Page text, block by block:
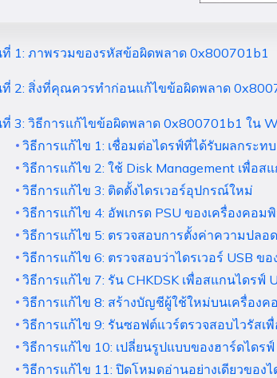
1: ภาพรวมของรหัสข้อผิดพลาด 0x800701b1
ที่ 2: สิ่งที่คุณควรทำก่อนแก้ไขข้อผิดพลาด
3: วิธีการแก้ไขข้อผิดพลาด 0x800701b1 ใน
วิธีการแก้ไข 1: เชื่อมต่อไดรฟ์ที่ได้รับผลกระท
วิธีการแก้ไข 2: ใช้ Disk Management เพื่อส
วิธีการแก้ไข 3: ติดตั้งไดรเวอร์อุปกรณ์ใหม่
วิธีการแก้ไข 4: อัพเกรด PSU ของเครื่องคอมพิ
วิธีการแก้ไข 5: ตรวจสอบการตั้งค่าความปล
วิธีการแก้ไข 6: ตรวจสอบว่าไดรเวอร์ USB
วิธีการแก้ไข 7: รัน CHKDSK เพื่อสแกนไดรฟ์
วิธีการแก้ไข 8: สร้างบัญชีผู้ใช้ใหม่บนเครื่องค
วิธีการแก้ไข 9: รันซอฟต์แวร์ตรวจสอบไวรัส
วิธีการแก้ไข 10: เปลี่ยนรูปแบบของฮาร์ดไดรฟ์
วิธีการแก้ไข 11: ปิดโหมดอ่านอย่างเดียวของไ